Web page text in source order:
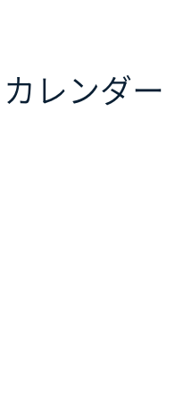
カレンダー